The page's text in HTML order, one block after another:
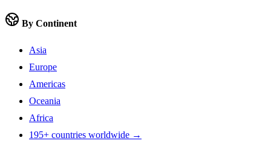
By Continent
Asia
Europe
Americas
Oceania
Africa
195+ countries worldwide →